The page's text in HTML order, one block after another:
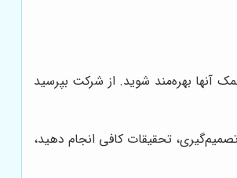
آنها بهره‌مند شوید. از شرکت بپرسید
تحقیقات کافی انجام دهید،